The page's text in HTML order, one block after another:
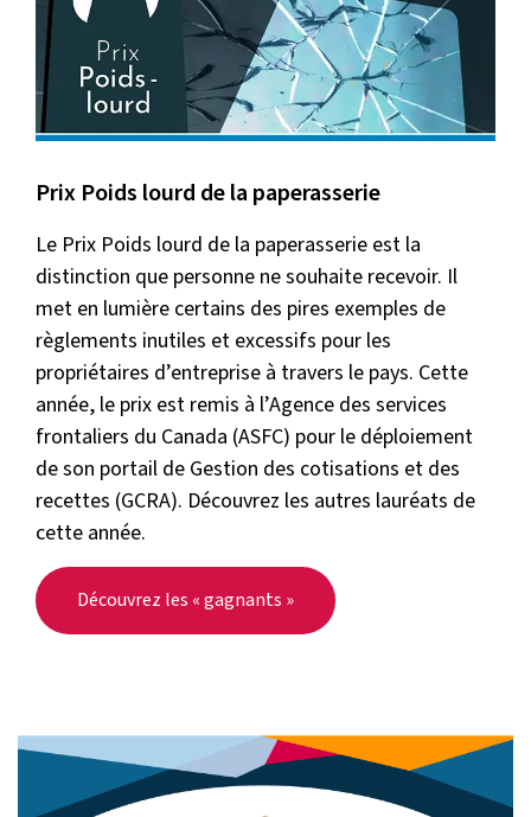
Prix Poids lourd de la paperasserie
Le Prix Poids lourd de la paperasserie est la
distinction que personne ne souhaite recevoir. Il
met en lumière certains des pires exemples de
règlements inutiles et excessifs pour les
propriétaires d’entreprise à travers le pays. Cette
année, le prix est remis à l’Agence des services
frontaliers du Canada (ASFC) pour le déploiement
de son portail de Gestion des cotisations et des
recettes (GCRA). Découvrez les autres lauréats de
cette année.
Découvrez les « gagnants »